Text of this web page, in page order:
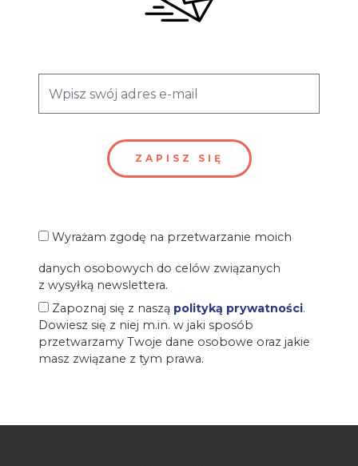
Wyrażam zgodę na przetwarzanie moich
danych osobowych do celów związanych
z wysyłką newslettera.
Zapoznaj się z naszą polityką prywatności.
Dowiesz się z niej m.in. w jaki sposób
przetwarzamy Twoje dane osobowe oraz jakie
masz związane z tym prawa.